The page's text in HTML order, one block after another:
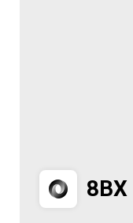
8BX